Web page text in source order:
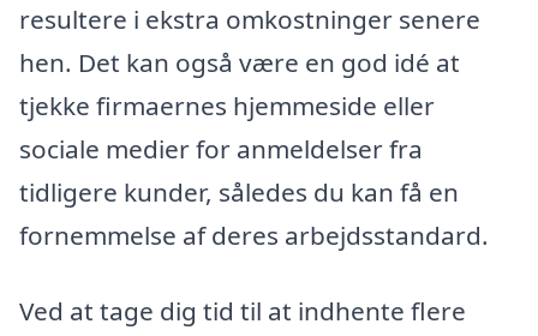
resultere i ekstra omkostninger senere
hen. Det kan også være en god idé at
tjekke firmaernes hjemmeside eller
sociale medier for anmeldelser fra
tidligere kunder, således du kan få en
fornemmelse af deres arbejdsstandard.
Ved at tage dig tid til at indhente flere